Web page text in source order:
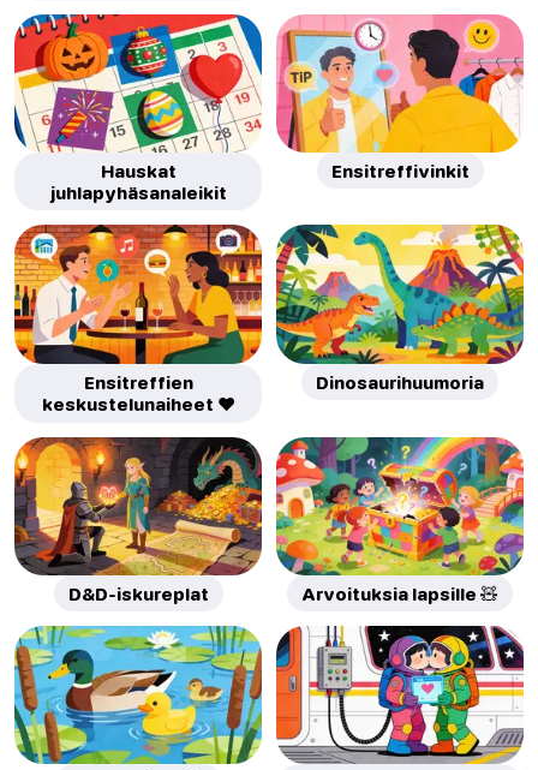
Hauskat
juhlapyhäsanaleikit
Ensitreffivinkit
Ensitreffien
keskustelunaiheet ❤️
Dinosaurihuumoria
D&D-iskureplat Arvoituksia lapsille 🧸